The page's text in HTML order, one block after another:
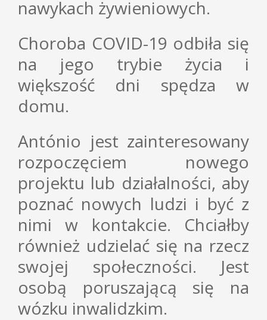
nawykach żywieniowych.
Choroba COVID-19 odbiła się
na jego trybie życia i
większość dni spędza w
domu.
António jest zainteresowany
rozpoczęciem nowego
projektu lub działalności, aby
poznać nowych ludzi i być z
nimi w kontakcie. Chciałby
również udzielać się na rzecz
swojej społeczności. Jest
osobą poruszającą się na
wózku inwalidzkim.